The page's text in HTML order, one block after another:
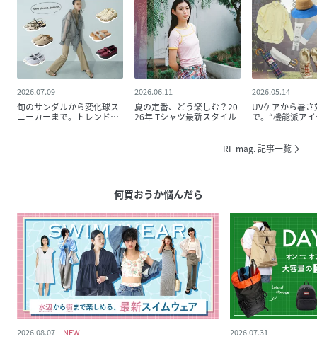
2026.07.09
旬のサンダルから変化球ス
ニーカーまで。トレンドシ
2026.06.11
夏の定番、どう楽しむ？20
26年 Tシャツ最新スタイル
2026.05.14
UVケアから暑さ
で。“機能派ア
RF mag. 記事一覧
何買おうか悩んだら
2026.08.07 2026.07.31